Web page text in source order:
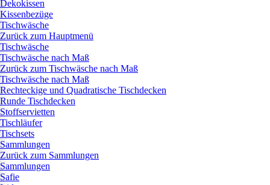
Dekokissen
Kissenbezüge
Tischwäsche
Zurück zum Hauptmenü
Tischwäsche
Tischwäsche nach Maß
Zurück zum Tischwäsche nach Maß
Tischwäsche nach Maß
Rechteckige und Quadratische Tischdecken
Runde Tischdecken
Stoffservietten
Tischläufer
Tischsets
Sammlungen
Zurück zum Sammlungen
Sammlungen
Safie